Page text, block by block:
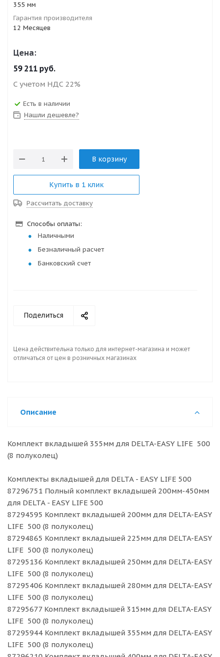
355 мм
Гарантия производителя
12 Месяцев
Цена:
59 211 руб.
С учетом НДС 22%
Есть в наличии
Нашли дешевле?
В корзину
Купить в 1 клик
Рассчитать доставку
Способы оплаты:
Наличными
Безналичный расчет
Банковский счет
Поделиться
Цена действительна только для интернет-магазина и может
отличаться от цен в розничных магазинах
Описание
Комплект вкладышей 355мм для DELTA-EASY LIFE 500
(8 полуколец)
Комплекты вкладышей для DELTA - EASY LIFE 500
87296751 Полный комплект вкладышей 200мм-450мм
для DELTA - EASY LIFE 500
87294595 Комплект вкладышей 200мм для DELTA-EASY
LIFE 500 (8 полуколец)
87294865 Комплект вкладышей 225мм для DELTA-EASY
LIFE 500 (8 полуколец)
87295136 Комплект вкладышей 250мм для DELTA-EASY
LIFE 500 (8 полуколец)
87295406 Комплект вкладышей 280мм для DELTA-EASY
LIFE 500 (8 полуколец)
87295677 Комплект вкладышей 315мм для DELTA-EASY
LIFE 500 (8 полуколец)
87295944 Комплект вкладышей 355мм для DELTA-EASY
LIFE 500 (8 полуколец)